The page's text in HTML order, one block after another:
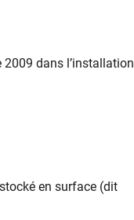
dans l’installation
en surface (dit